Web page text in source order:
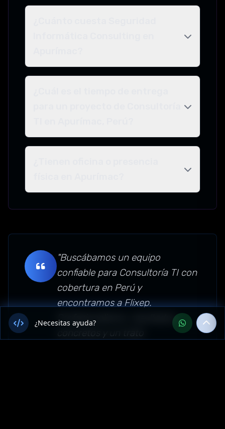
"Buscábamos un equipo
confiable para Consultoría TI con
cobertura en Perú y
encontramos a Flixep.
Profesionalismo, resultados
concretos y un trato
¿Necesitas ayuda?